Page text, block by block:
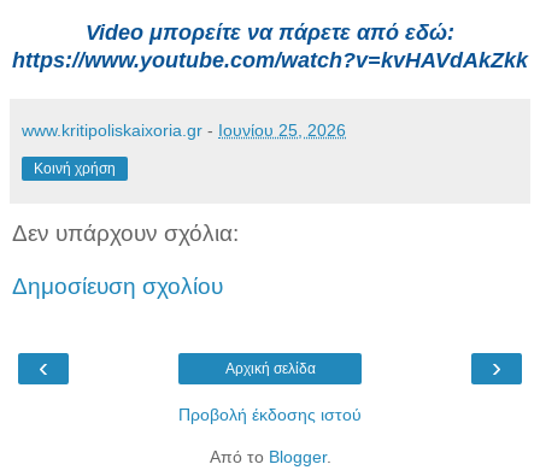
Video μπορείτε να πάρετε από εδώ:
https://www.youtube.com/watch?v=kvHAVdAkZkk
www.kritipoliskaixoria.gr - Ιουνίου 25, 2026
Κοινή χρήση
Δεν υπάρχουν σχόλια:
Δημοσίευση σχολίου
‹ ›
Αρχική σελίδα
Προβολή έκδοσης ιστού
Από το Blogger.